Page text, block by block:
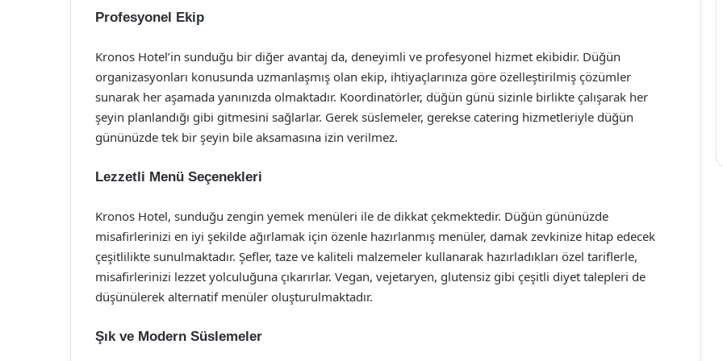
Profesyonel Ekip
Kronos Hotel’in sunduğu bir diğer avantaj da, deneyimli ve profesyonel hizmet ekibidir. Düğün
organizasyonları konusunda uzmanlaşmış olan ekip, ihtiyaçlarınıza göre özelleştirilmiş çözümler
sunarak her aşamada yanınızda olmaktadır. Koordinatörler, düğün günü sizinle birlikte çalışarak her
şeyin planlandığı gibi gitmesini sağlarlar. Gerek süslemeler, gerekse catering hizmetleriyle düğün
gününüzde tek bir şeyin bile aksamasına izin verilmez.
Lezzetli Menü Seçenekleri
Kronos Hotel, sunduğu zengin yemek menüleri ile de dikkat çekmektedir. Düğün gününüzde
misafirlerinizi en iyi şekilde ağırlamak için özenle hazırlanmış menüler, damak zevkinize hitap edecek
çeşitlilikte sunulmaktadır. Şefler, taze ve kaliteli malzemeler kullanarak hazırladıkları özel tariflerle,
misafirlerinizi lezzet yolculuğuna çıkarırlar. Vegan, vejetaryen, glutensiz gibi çeşitli diyet talepleri de
düşünülerek alternatif menüler oluşturulmaktadır.
Şık ve Modern Süslemeler